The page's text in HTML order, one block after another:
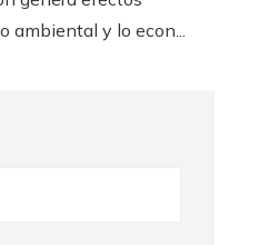
ambiental y lo econ...